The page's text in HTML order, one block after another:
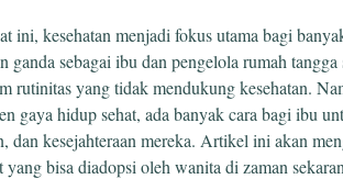
ini, kesehatan menjadi fokus utama bagi
ganda sebagai ibu dan pengelola rumah
rutinitas yang tidak mendukung kesehatan.
gaya hidup sehat, ada banyak cara bagi ibu
dan kesejahteraan mereka. Artikel ini akan
bisa diadopsi oleh wanita di zaman